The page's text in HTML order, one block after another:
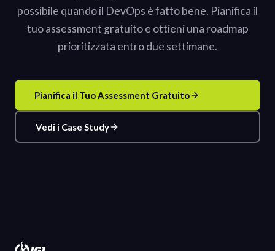
possibile quando il DevOps è fatto bene. Pianifica il
tuo assessment gratuito e ottieni una roadmap
prioritizzata entro due settimane.
Pianifica il Tuo Assessment Gratuito
Vedi i Case Study